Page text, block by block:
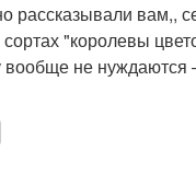
рассказывали вам,,
"королевы
вообще не нуждаются